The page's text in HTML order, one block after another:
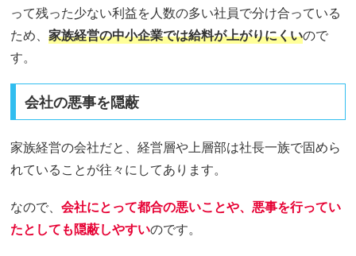
って残った少ない利益を人数の多い社員で分け合っている
ため、家族経営の中小企業では給料が上がりにくいので
す。
会社の悪事を隠蔽
家族経営の会社だと、経営層や上層部は社長一族で固めら
れていることが往々にしてあります。
なので、会社にとって都合の悪いことや、悪事を行ってい
たとしても隠蔽しやすいのです。